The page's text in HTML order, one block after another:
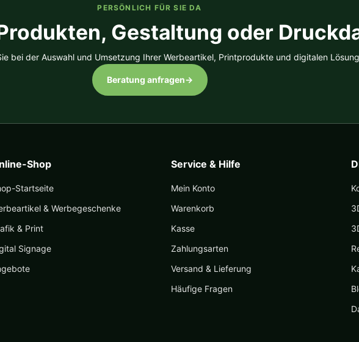
PERSÖNLICH FÜR SIE DA
Gestaltung oder
bei der Auswahl und Umsetzung Ihrer Werbeartikel, Printprodukte und digitalen
Beratung anfragen→
Shop
Startseite
& Werbegeschenke
& Print
Signage
Service & Hilfe
Mein Konto
Warenkorb
Kasse
Zahlungsarten
Versand & Lieferung
Häufige Fragen